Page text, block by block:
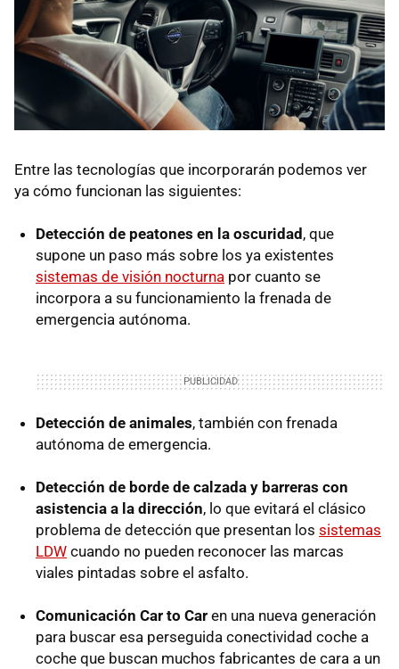
Entre las tecnologías que incorporarán podemos ver
ya cómo funcionan las siguientes:
Detección de peatones en la oscuridad , que
supone un paso más sobre los ya existentes
sistemas de visión nocturna por cuanto se
incorpora a su funcionamiento la frenada de
emergencia autónoma.
Detección de animales, también con frenada
autónoma de emergencia.
Detección de borde de calzada y barreras con
asistencia a la dirección, lo que evitará el clásico
problema de detección que presentan los sistemas
LDW cuando no pueden reconocer las marcas
viales pintadas sobre el asfalto.
Comunicación Car to Car en una nueva generación
para buscar esa perseguida conectividad coche a
coche que buscan muchos fabricantes de cara a un